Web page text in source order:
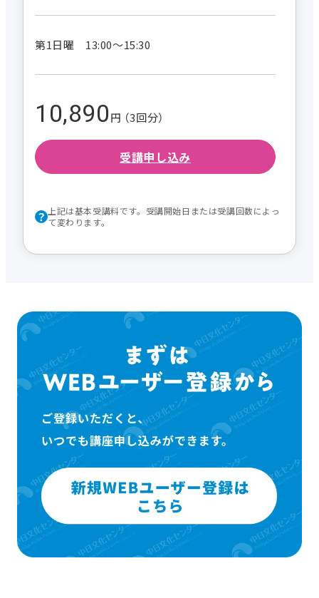
第1日曜 13:00～15:30
10,890円 （3回分）
受講申し込み
上記は基本受講料です。受講開始日または受講回数によっ
て変わります。